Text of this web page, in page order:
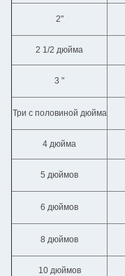
2"
2 1/2 дюйма
3 "
Три с половиной дюйма
4 дюйма
5 дюймов
6 дюймов
8 дюймов
10 дюймов